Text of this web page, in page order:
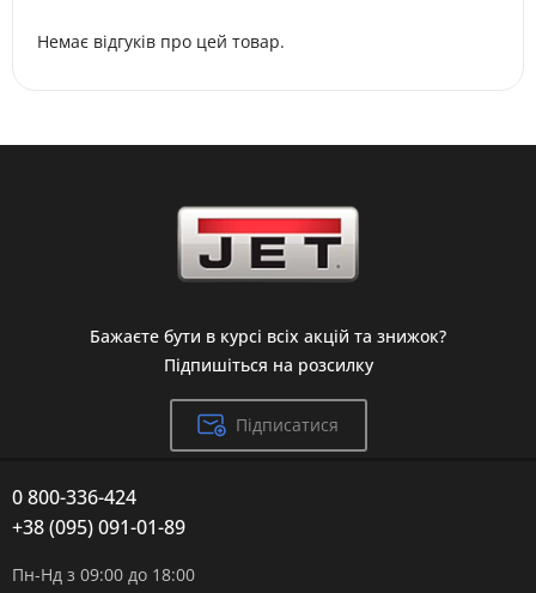
Немає відгуків про цей товар.
Бажаєте бути в курсі всіх акцій та знижок?
Підпишіться на розсилку
Підписатися
0 800-336-424
+38 (095) 091-01-89
Пн-Нд з 09:00 до 18:00